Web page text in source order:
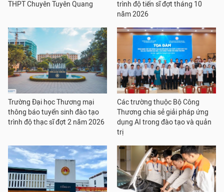
THPT Chuyên Tuyên Quang
trình độ tiến sĩ đợt tháng 10
năm 2026
Trường Đại học Thương mại
thông báo tuyển sinh đào tạo
trình độ thạc sĩ đợt 2 năm 2026
Các trường thuộc Bộ Công
Thương chia sẻ giải pháp ứng
dụng AI trong đào tạo và quản
trị